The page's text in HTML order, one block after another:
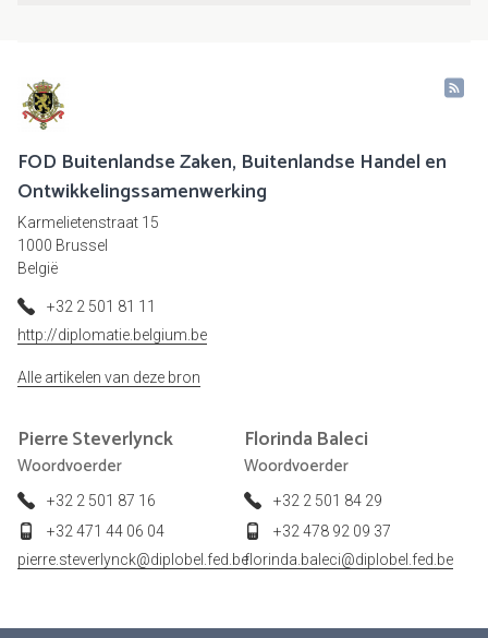
FOD Buitenlandse Zaken, Buitenlandse Handel en
Ontwikkelingssamenwerking
Karmelietenstraat 15
1000 Brussel
België
+32 2 501 81 11
http://diplomatie.belgium.be
Alle artikelen van deze bron
PierreSteverlynck
Woordvoerder
+32 2 501 87 16
+32 471 44 06 04
pierre.steverlynck@diplobel.fed.be
Florinda Baleci
Woordvoerder
+32 2 501 84 29
+32 478 92 09 37
florinda.baleci@diplobel.fed.be